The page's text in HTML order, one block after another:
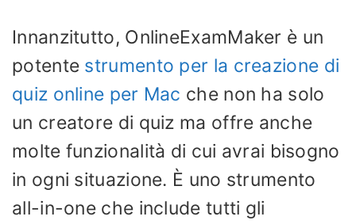
Innanzitutto, OnlineExamMaker è un
potente strumento per la creazione di
quiz online per Mac che non ha solo
un creatore di quiz ma offre anche
molte funzionalità di cui avrai bisogno
in ogni situazione. È uno strumento
all-in-one che include tutti gli